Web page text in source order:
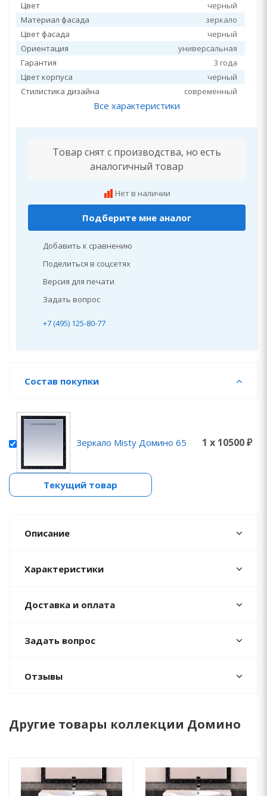
Цвет
черный
Материал фасада
зеркало
Цвет фасада
черный
Ориентация
универсальная
Гарантия
3 года
Цвет корпуса
черный
Стилистика дизайна
современный
Все характеристики
Товар снят с производства, но есть
аналогичный товар
Нет в наличии
Подберите мне аналог
Добавить к сравнению
Поделиться в соцсетях
Версия для печати
Задать вопрос
+7 (495) 125-80-77
Состав покупки
Зеркало Misty Домино 65 1 x 10500 ₽
Текущий товар
Описание
Характеристики
Доставка и оплата
Задать вопрос
Отзывы
Другие товары коллекции Домино